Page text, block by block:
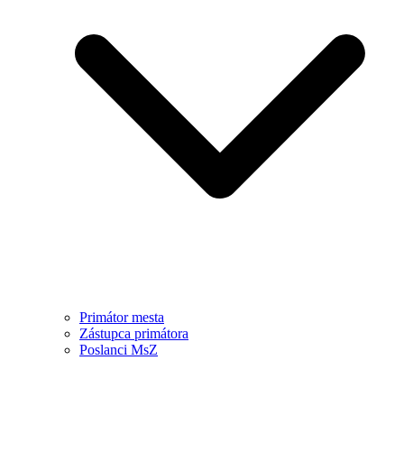
Primátor mesta
Zástupca primátora
Poslanci MsZ